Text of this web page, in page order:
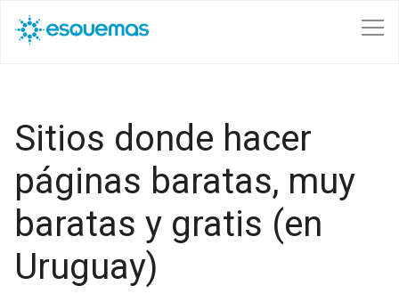
Sitios donde hacer
páginas baratas, muy
baratas y gratis (en
Uruguay)